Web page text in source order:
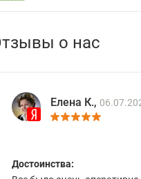
о нас
Елена К.,
Достоинства: